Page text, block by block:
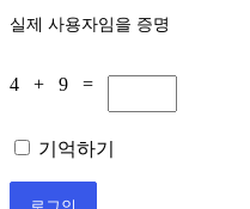
실제 사용자임을 증명
4 + 9 =
기억하기